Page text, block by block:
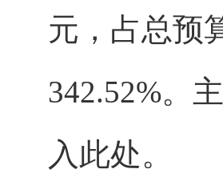
元，占总预
342.52%。
入此处。